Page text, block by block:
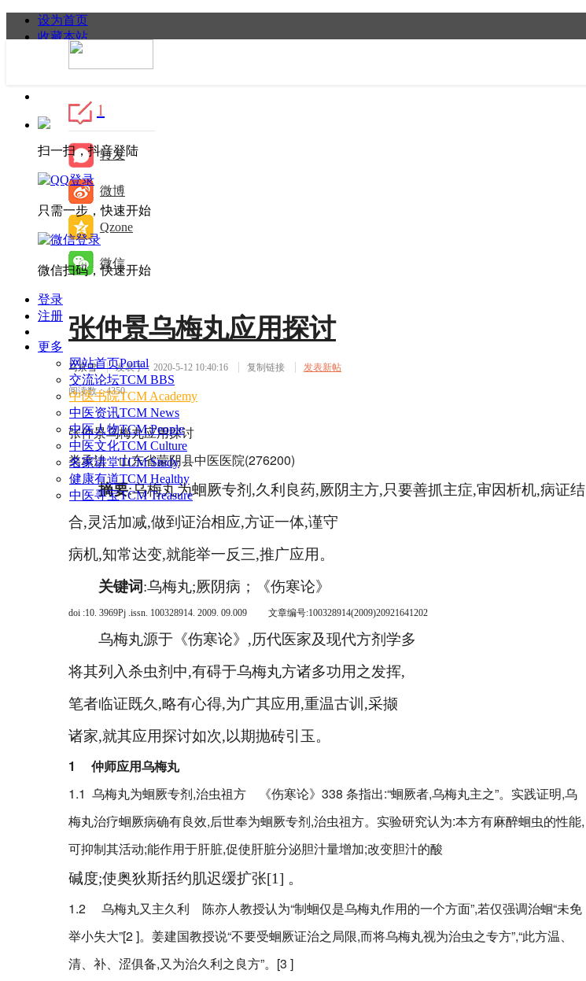
设为首页
收藏本站
手机APP下载
扫一扫，抖音登陆
只需一步，快速开始
微信扫码，快速开始
登录
注册
更多
网站首页Portal
交流论坛TCM BBS
中医书院TCM Academy
中医资讯TCM News
中医人物TCM People
中医文化TCM Culture
名家讲堂TCM Study
健康有道TCM Healthy
中医寻宝TCM Treasure
1
转发
微博
Qzone
微信
张仲景乌梅丸应用探讨
马京雪 发表于：2020-5-12 10:40:16 复制链接 发表新帖
阅读数：4350
张仲景乌梅丸应用探讨
类承法 山东省蒙阴县中医医院(276200)
摘要:乌梅丸为蛔厥专剂 ,久利良药,厥阴主方,只要善抓主症,审因析机,病证结
合,灵活加减,做到证治相应,方证一体,谨守
病机,知常达变,就能举一反三,推广应用。
关键词:乌梅丸;厥阴病；《伤寒论》
doi :10. 3969Pj .issn. 100328914. 2009. 09.009 文章编号:100328914(2009)20921641202
乌梅丸源于《伤寒论》 ,历代医家及现代方剂学多
将其列入杀虫剂中,有碍于乌梅丸方诸多功用之发挥,
笔者临证既久 ,略有心得,为广其应用,重温古训 ,采撷
诸家,就其应用探讨如次,以期抛砖引玉。
1
仲师应用乌梅丸
1.1 乌梅丸为蛔厥专剂,治虫祖方 《伤寒论》338 条指出:“蛔厥者,乌梅丸主之”。实践证明,乌
梅丸治疗蛔厥病确有良效,后世奉为蛔厥专剂,治虫祖方。实验研究认为:本方有麻醉蛔虫的性能,
可抑制其活动;能作用于肝脏,促使肝脏分泌胆汁量增加;改变胆汁的酸
碱度;使奥狄斯括约肌迟缓扩张[1] 。
1.2 乌梅丸又主久利 陈亦人教授认为“制蛔仅是乌梅丸作用的一个方面”,若仅强调治蛔“未免
举小失大”[2 ]。姜建国教授说“不要受蛔厥证治之局限,而将乌梅丸视为治虫之专方”,“此方温、
清、补、涩俱备,又为治久利之良方”。[3 ]